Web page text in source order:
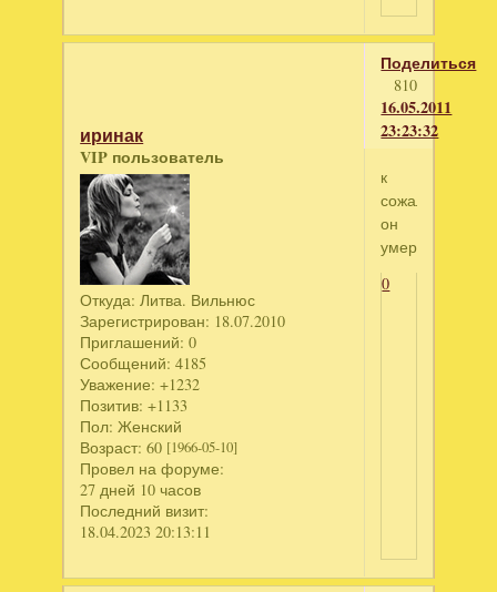
Поделиться
810
16.05.2011
23:23:32
иринак
VIP пользователь
Откуда: Литва. Вильнюс
Зарегистрирован: 18.07.2010
Приглашений: 0
Сообщений: 4185
Уважение: +1232
Позитив: +1133
Пол: Женский
Возраст: 60 [1966-05-10]
Провел на форуме:
27 дней 10 часов
Последний визит:
18.04.2023 20:13:11
к
он
умер
0